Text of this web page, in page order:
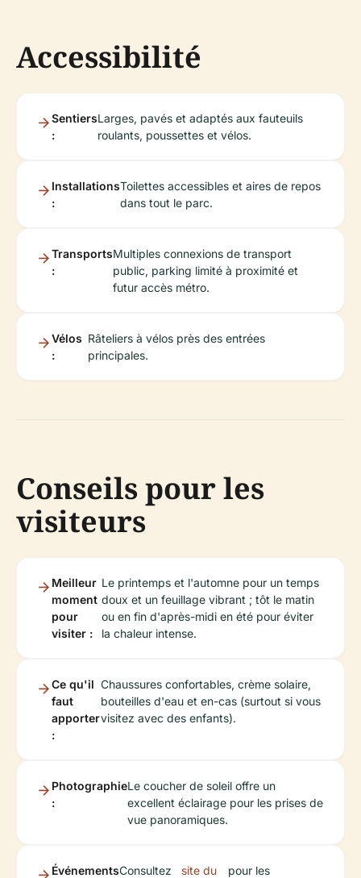
Accessibilité
Sentiers
:
Larges, pavés et adaptés aux fauteuils
roulants, poussettes et vélos.
Installations
:
Toilettes accessibles et aires de repos
dans tout le parc.
Transports
:
Multiples connexions de transport
public, parking limité à proximité et
futur accès métro.
Vélos
:
Râteliers à vélos près des entrées
principales.
Conseils pour les
visiteurs
Meilleur
moment
pour
visiter :
Le printemps et l'automne pour un temps
doux et un feuillage vibrant ; tôt le matin
ou en fin d'après-midi en été pour éviter
la chaleur intense.
Ce qu'il
faut
apporter
:
Chaussures confortables, crème solaire,
bouteilles d'eau et en-cas (surtout si vous
visitez avec des enfants).
Photographie
:
Le coucher de soleil offre un
excellent éclairage pour les prises de
vue panoramiques.
ÉvénementsConsultez
site du
pour les